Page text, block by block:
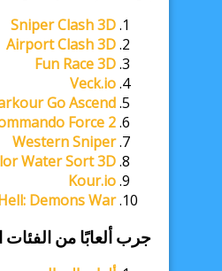
Sniper Clash 3D
Airport Clash 3D
Fun Race 3D
Veck.io
Go Ascend
Force 2
Western Sniper
Water Sort 3D
Kour.io
Demons War
جرب ألعابًا من الفئات